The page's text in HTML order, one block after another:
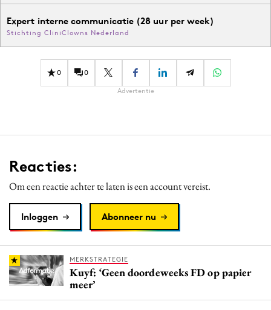
Expert interne communicatie (28 uur per week)
Stichting CliniClowns Nederland
0 0
Advertentie
Reacties:
Om een reactie achter te laten is een account vereist.
Inloggen Abonneer nu
MERKSTRATEGIE
Kuyf: ‘Geen doordeweeks FD op papier
meer’